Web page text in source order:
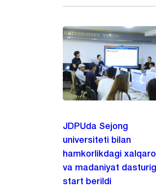
JDPUda Sejong
universiteti bilan
hamkorlikdagi
va madaniyat
start berildi